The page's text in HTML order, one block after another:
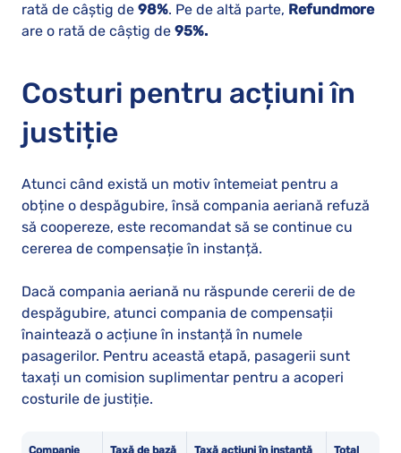
rată de câștig de 98%. Pe de altă parte, Refundmore
are o rată de câștig de 95%.
Costuri pentru acțiuni în
justiție
Atunci când există un motiv întemeiat pentru a
obține o despăgubire, însă compania aeriană refuză
să coopereze, este recomandat să se continue cu
cererea de compensație în instanță.
Dacă compania aeriană nu răspunde cererii de de
despăgubire, atunci compania de compensații
înaintează o acțiune în instanță în numele
pasagerilor. Pentru această etapă, pasagerii sunt
taxați un comision suplimentar pentru a acoperi
costurile de justiție.